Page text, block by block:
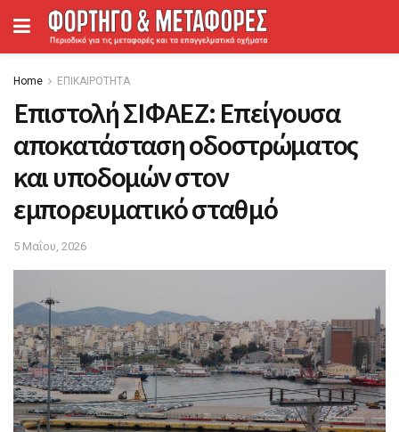
Home ΕΠΙΚΑΙΡΟΤΗΤΑ
Επιστολή ΣΙΦΑΕΖ: Επείγουσα
αποκατάσταση οδοστρώματος
και υποδομών στον
εμπορευματικό σταθμό
5 Μαΐου, 2026